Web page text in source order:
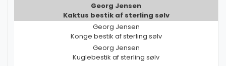
Georg Jensen
Kaktus bestik af sterling sølv
Georg Jensen
Konge bestik af sterling sølv
Georg Jensen
Kuglebestik af sterling sølv